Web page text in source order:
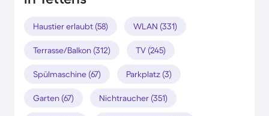
Haustier erlaubt (58) WLAN (331)
Terrasse/Balkon (312) TV (245)
Spülmaschine (67) Parkplatz (3)
Garten (67) Nichtraucher (351)